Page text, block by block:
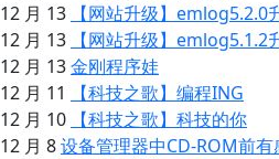
12 月 13
【网站升级】emlog5.2.0
12 月 13
【网站升级】emlog5.1.2
12 月 13金刚程序娃
12 月 11
【科技之歌】编程ING
12 月 10
【科技之歌】科技的你
12 月 8设备管理器中CD-ROM前